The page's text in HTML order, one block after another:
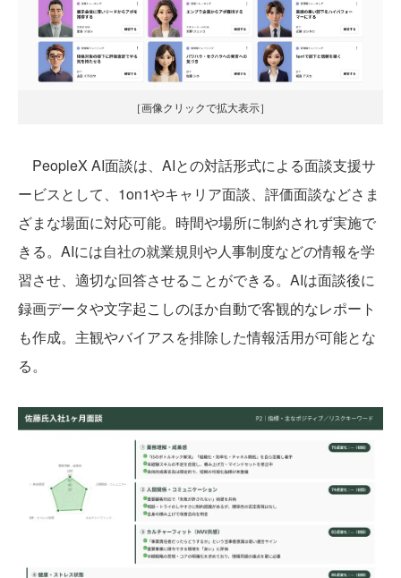
［画像クリックで拡大表示］
PeopleX AI面談は、AIとの対話形式による面談支援サ
ービスとして、1on1やキャリア面談、評価面談などさま
ざまな場面に対応可能。時間や場所に制約されず実施で
きる。AIには自社の就業規則や人事制度などの情報を学
習させ、適切な回答させることができる。AIは面談後に
録画データや文字起こしのほか自動で客観的なレポート
も作成。主観やバイアスを排除した情報活用が可能とな
る。